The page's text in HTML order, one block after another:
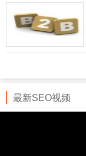
最新SEO视频